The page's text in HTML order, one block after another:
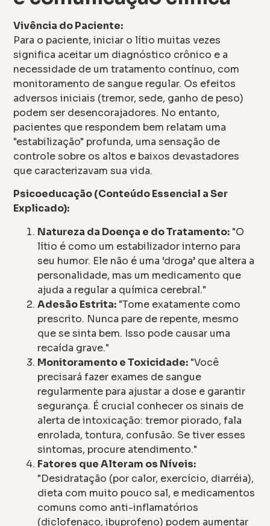
Vivência do Paciente:
Para o paciente, iniciar o lítio muitas vezes
significa aceitar um diagnóstico crônico e a
necessidade de um tratamento contínuo, com
monitoramento de sangue regular. Os efeitos
adversos iniciais (tremor, sede, ganho de peso)
podem ser desencorajadores. No entanto,
pacientes que respondem bem relatam uma
"estabilização" profunda, uma sensação de
controle sobre os altos e baixos devastadores
que caracterizavam sua vida.
Psicoeducação (Conteúdo Essencial a Ser
Explicado):
Natureza da Doença e do Tratamento: "O
lítio é como um estabilizador interno para
seu humor. Ele não é uma ‘droga’ que altera a
personalidade, mas um medicamento que
ajuda a regular a química cerebral."
Adesão Estrita: "Tome exatamente como
prescrito. Nunca pare de repente, mesmo
que se sinta bem. Isso pode causar uma
recaída grave."
Monitoramento e Toxicidade: "Você
precisará fazer exames de sangue
regularmente para ajustar a dose e garantir
segurança. É crucial conhecer os sinais de
alerta de intoxicação: tremor piorado, fala
enrolada, tontura, confusão. Se tiver esses
sintomas, procure atendimento."
Fatores que Alteram os Níveis:
"Desidratação (por calor, exercício, diarréia),
dieta com muito pouco sal, e medicamentos
comuns como anti-inflamatórios
(diclofenaco, ibuprofeno) podem aumentar